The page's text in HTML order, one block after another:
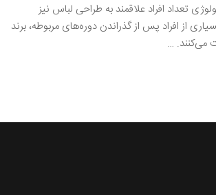
تعداد افراد علاقمند به طراحی لباس نیز
از افراد پس از گذراندن دوره‌های مربوطه، برند
می‌کنند. …